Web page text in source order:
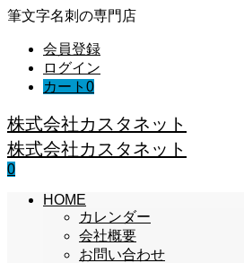
筆文字名刺の専門店
会員登録
ログイン
カート 0
株式会社カスタネット
株式会社カスタネット
0
HOME
カレンダー
会社概要
お問い合わせ